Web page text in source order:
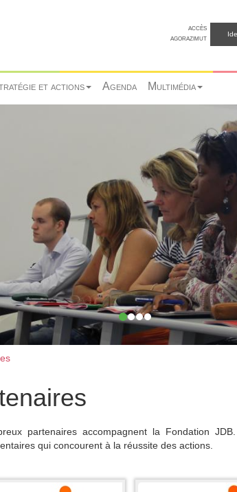
accès
agorazimut
et actions Agenda Multimédia
partenaires accompagnent la Fondation
qui concourent à la réussite des actions.